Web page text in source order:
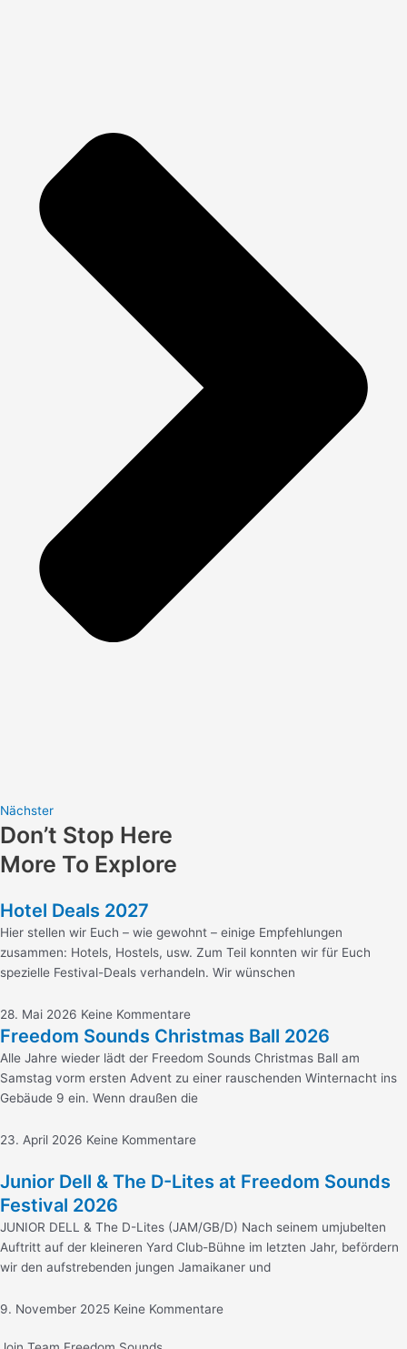
Nächster
Don’t Stop Here
More To Explore
Hotel Deals 2027
Hier stellen wir Euch – wie gewohnt – einige Empfehlungen
zusammen: Hotels, Hostels, usw. Zum Teil konnten wir für Euch
spezielle Festival-Deals verhandeln. Wir wünschen
28. Mai 2026 Keine Kommentare
Freedom Sounds Christmas Ball 2026
Alle Jahre wieder lädt der Freedom Sounds Christmas Ball am
Samstag vorm ersten Advent zu einer rauschenden Winternacht ins
Gebäude 9 ein. Wenn draußen die
23. April 2026 Keine Kommentare
Junior Dell & The D-Lites at Freedom Sounds
Festival 2026
JUNIOR DELL & The D-Lites (JAM/GB/D) Nach seinem umjubelten
Auftritt auf der kleineren Yard Club-Bühne im letzten Jahr, befördern
wir den aufstrebenden jungen Jamaikaner und
9. November 2025 Keine Kommentare